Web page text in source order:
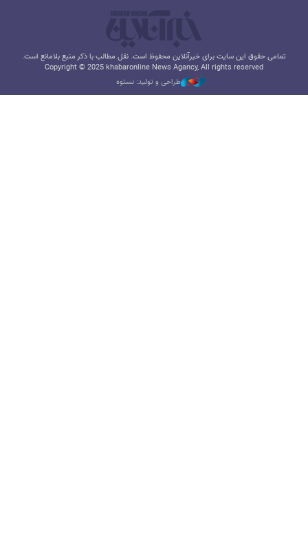
تمامی حقوق این سایت برای خبرآنلاین محفوظ است. نقل مطالب با ذکر منبع بلامانع است.
Copyright © 2025 khabaronline News Agancy, All rights reserved
طراحی و تولید: نستوه